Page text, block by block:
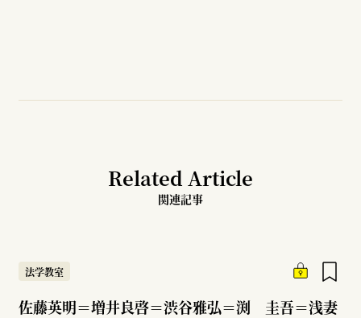
Related Article
関連記事
法学教室
佐藤英明＝増井良啓＝渋谷雅弘＝渕 圭吾＝浅妻